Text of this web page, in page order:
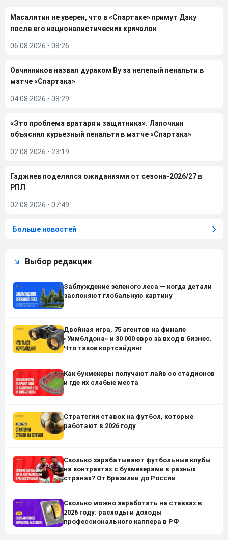
Масалитин не уверен, что в «Спартаке» примут Даку
после его националистических кричалок
06.08.2026 • 08:26
Овчинников назвал дураком Ву за нелепый пенальти в
матче «Спартака»
04.08.2026 • 08:29
«Это проблема вратаря и защитника». Лапочкин
объяснил курьезный пенальти в матче «Спартака»
02.08.2026 • 23:19
Гаджиев поделился ожиданиями от сезона-2026/27 в
РПЛ
02.08.2026 • 07:49
Больше новостей
Выбор редакции
Заблуждение зеленого леса — когда детали
заслоняют глобальную картину
Двойная игра, 75 агентов на финале
«Уимблдона» и 30 000 евро за вход в бизнес.
Что такое кортсайдинг
Как букмекеры получают лайв со стадионов
и где их слабые места
Стратегии ставок на футбол, которые
работают в 2026 году
Сколько зарабатывают футбольные клубы
на контрактах с букмекерами в разных
странах? От Бразилии до России
Сколько можно заработать на ставках в
2026 году: расходы и доходы
профессионального каппера в РФ